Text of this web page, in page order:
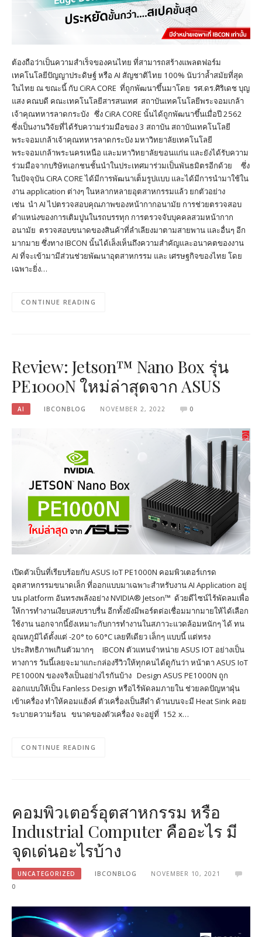
ต้องถือว่าเป็นความสำเร็จของคนไทย ที่สามารถสร้างแพลตฟอร์ม
เทคโนโลยีปัญญาประดิษฐ์ หรือ AI สัญชาติไทย 100% นับว่าล้ำสมัยที่สุด
ในไทย ณ ขณะนี้ กับ CiRA CORE ที่ถูกพัฒนาขึ้นมาโดย รศ.ดร.ศิริเดช บุญ
แสง คณบดี คณะเทคโนโลยีสารสนเทศ สถาบันเทคโนโลยีพระจอมเกล้า
เจ้าคุณทหารลาดกระบัง ซึ่ง CiRA CORE นั้นได้ถูกพัฒนาขึ้นเมื่อปี 2562
ซึ่งเป็นงานวิจัยที่ได้รับความร่วมมือของ 3 สถาบัน สถาบันเทคโนโลยี
พระจอมเกล้าเจ้าคุณทหารลาดกระบัง มหาวิทยาลัยเทคโนโลยี
พระจอมเกล้าพระนครเหนือ และมหาวิทยาลัยขอนแก่น และยังได้รับความ
ร่วมมือจากบริษัทเอกชนชั้นนำในประเทศมาร่วมเป็นพันธมิตรอีกด้วย ซึ่ง
ในปัจจุบัน CiRA CORE ได้มีการพัฒนาเต็มรูปแบบ และได้มีการนำมาใช้ใน
งาน application ต่างๆ ในหลากหลายอุตสาหกรรมแล้ว ยกตัวอย่าง
เช่น นำ AI ไปตรวจสอบคุณภาพของหน้ากากอนามัย การช่วยตรวจสอบ
ตำแหน่งของการเติมปูนในรถบรรทุก การตรวจจับบุคคลสวมหน้ากาก
อนามัย ตรวจสอบขนาดของสินค้าที่ลำเลียงมาตามสายพาน และอื่นๆ อีก
มากมาย ซึ่งทาง IBCON นั้นได้เล็งเห็นถึงความสำคัญและอนาคตของงาน
AI ที่จะเข้ามามีส่วนช่วยพัฒนาอุตสาหกรรม และ เศรษฐกิจของไทย โดย
เฉพาะยิ่ง…
CONTINUE READING
Review: Jetson™ Nano Box รุ่น
PE1000N ใหม่ล่าสุดจาก ASUS
AI IBCONBLOG NOVEMBER 2, 2022 0
เปิดตัวเป็นที่เรียบร้อยกับ ASUS IoT PE1000N คอมพิวเตอร์เกรด
อุตสาหกรรมขนาดเล็ก ที่ออกแบบมาเฉพาะสำหรับงาน AI Application อยู่
บน platform อันทรงพลังอย่าง NVIDIA® Jetson™ ด้วยดีไซน์ไร้พัดลมเพื่อ
ให้การทำงานเงียบสงบราบรื่น อีกทั้งยังมีพอร์ตต่อเชื่อมมากมายให้ได้เลือก
ใช้งาน นอกจากนี้ยังเหมาะกับการทำงานในสภาวะแวดล้อมหนักๆ ได้ ทน
อุณหภูมิได้ตั้งแต่ -20° to 60°C เลยทีเดียว เล็กๆ แบบนี้ แต่ทรง
ประสิทธิภาพเกินตัวมากๆ IBCON ตัวแทนจำหน่าย ASUS IOT อย่างเป็น
ทางการ วันนี้เลยจะมาแกะกล่องรีวิวให้ทุกคนได้ดูกันว่า หน้าตา ASUS IoT
PE1000N ของจริงเป็นอย่างไรกันบ้าง Design ASUS PE1000N ถูก
ออกแบบให้เป็น Fanless Design หรือไร้พัดลมภายใน ช่วยลดปัญหาฝุ่น
เข้าเครื่อง ทำให้คอมแฮ้งค์ ตัวเครื่องเป็นสีดำ ด้านบนจะมี Heat Sink คอย
ระบายความร้อน ขนาดของตัวเครื่อง จะอยู่ที่ 152 x…
CONTINUE READING
คอมพิวเตอร์อุตสาหกรรม หรือ
Industrial Computer คืออะไร มี
จุดเด่นอะไรบ้าง
UNCATEGORIZED IBCONBLOG
NOVEMBER 10, 2021
0